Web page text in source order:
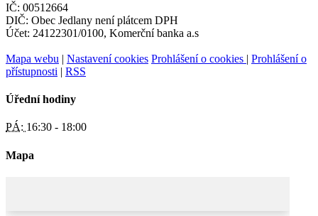
IČ: 00512664
DIČ: Obec Jedlany není plátcem DPH
Účet: 24122301/0100, Komerční banka a.s
Mapa webu | Nastavení cookies Prohlášení o cookies | Prohlášení o
přístupnosti | RSS
Úřední hodiny
PÁ: 16:30 - 18:00
Mapa